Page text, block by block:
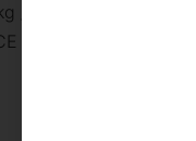
/ 300 mm